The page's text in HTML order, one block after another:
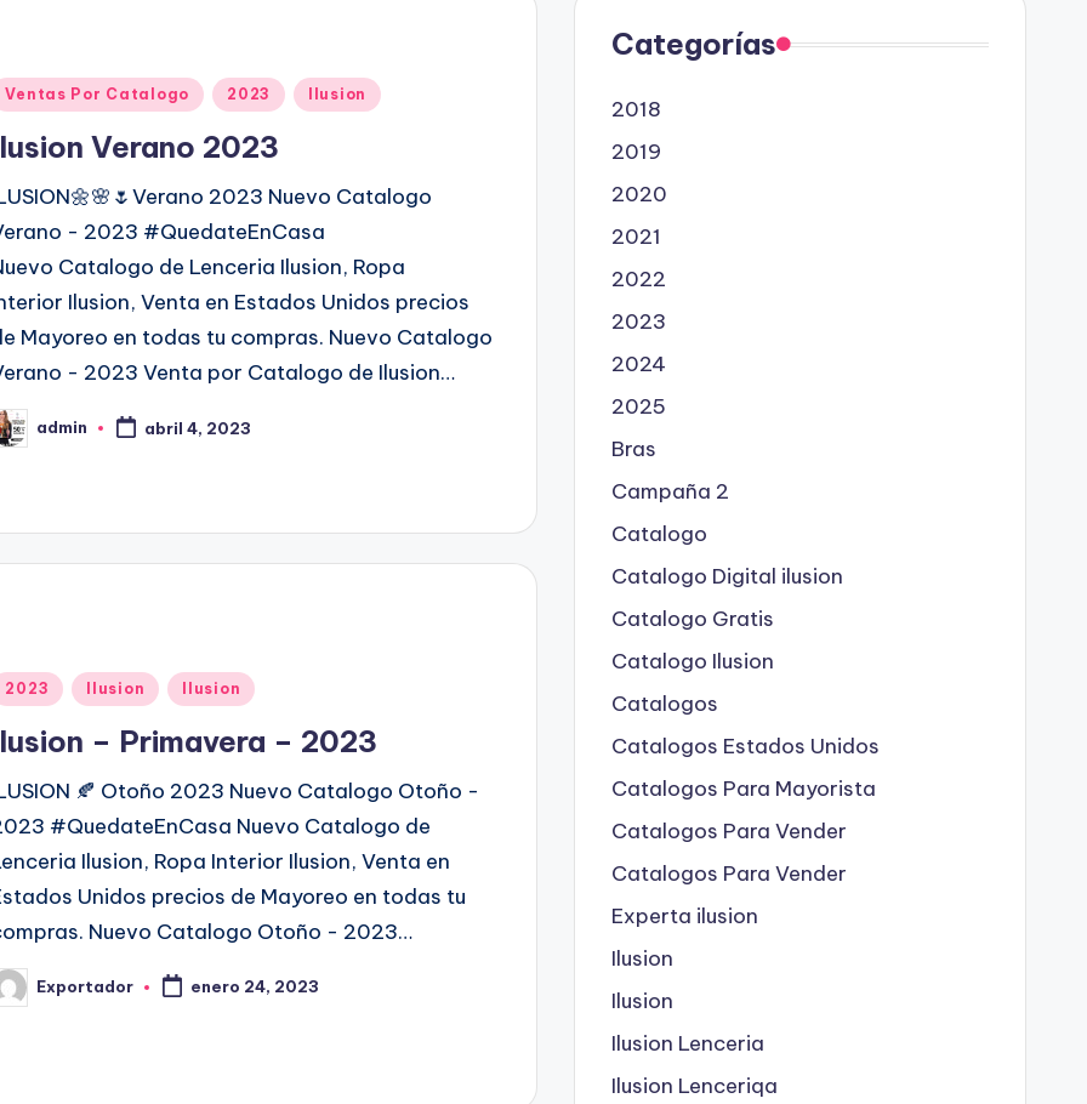
Ventas Por Catalogo 2023 Ilusion
Verano 2023
2023 Nuevo Catalogo
- 2023 #QuedateEnCasa
Catalogo de Lenceria Ilusion, Ropa
Ilusion, Venta en Estados Unidos precios
Mayoreo en todas tu compras. Nuevo Catalogo
- 2023 Venta por Catalogo de Ilusion…
admin abril 4, 2023
2023 Ilusion Ilusion
– Primavera – 2023
🍂 Otoño 2023 Nuevo Catalogo Otoño -
#QuedateEnCasa Nuevo Catalogo de
Ilusion, Ropa Interior Ilusion, Venta en
Unidos precios de Mayoreo en todas tu
Nuevo Catalogo Otoño - 2023…
Exportador enero 24, 2023
Categorías
2018
2019
2020
2021
2022
2023
2024
2025
Bras
Campaña 2
Catalogo
Catalogo Digital ilusion
Catalogo Gratis
Catalogo Ilusion
Catalogos
Catalogos Estados Unidos
Catalogos Para Mayorista
Catalogos Para Vender
Catalogos Para Vender
Experta ilusion
Ilusion
Ilusion
Ilusion Lenceria
Ilusion Lenceriqa